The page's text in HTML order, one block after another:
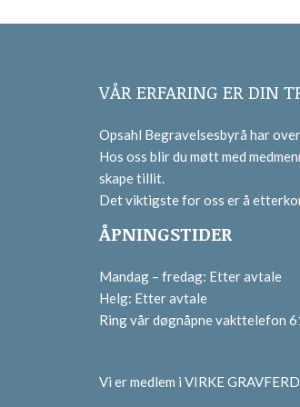
VÅR ERFARING ER DIN
Opsahl Begravelsesbyrå har
Hos oss blir du møtt med
skape tillit.
Det viktigste for oss er å
ÅPNINGSTIDER
Mandag – fredag: Etter avtale
Helg: Etter avtale
Ring vår døgnåpne vakttelefon
Vi er medlem i VIRKE GRAVFERD